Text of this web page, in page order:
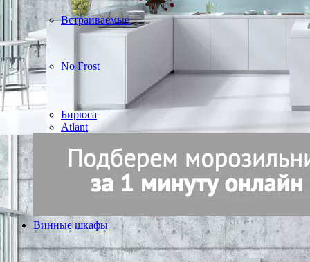
Встраиваемые
No Frost
Бирюса
Atlant
Винные шкафы